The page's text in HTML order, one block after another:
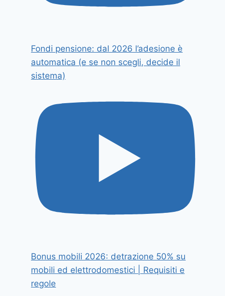
Fondi pensione: dal 2026 l’adesione è
automatica (e se non scegli, decide il
sistema)
Bonus mobili 2026: detrazione 50% su
mobili ed elettrodomestici | Requisiti e
regole